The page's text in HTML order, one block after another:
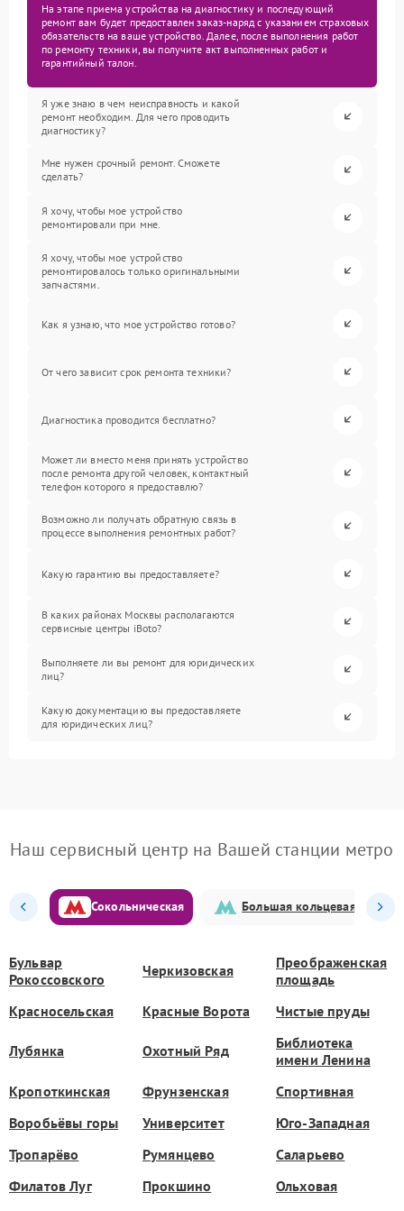
На этапе приема устройства на диагностику и последующий
ремонт вам будет предоставлен заказ-наряд с указанием страховых
обязательств на ваше устройство. Далее, после выполнения работ
по ремонту техники, вы получите акт выполненных работ и
гарантийный талон.
Я уже знаю в чем неисправность и какой
ремонт необходим. Для чего проводить
диагностику?
Мне нужен срочный ремонт. Сможете
сделать?
Я хочу, чтобы мое устройство
ремонтировали при мне.
Я хочу, чтобы мое устройство
ремонтировалось только оригинальными
запчастями.
Как я узнаю, что мое устройство готово?
От чего зависит срок ремонта техники?
Диагностика проводится бесплатно?
Может ли вместо меня принять устройство
после ремонта другой человек, контактный
телефон которого я предоставлю?
Возможно ли получать обратную связь в
процессе выполнения ремонтных работ?
Какую гарантию вы предоставляете?
В каких районах Москвы располагаются
сервисные центры iBoto?
Выполняете ли вы ремонт для юридических
лиц?
Какую документацию вы предоставляете
для юридических лиц?
Наш сервисный центр на Вашей станции метро
Сокольническая Большая кольцевая
Бульвар
Рокоссовского
Черкизовская
Преображенская
площадь
Красносельская
Красные Ворота Чистые пруды
Лубянка Охотный Ряд
Библиотека
имени Ленина
Кропоткинская
Фрунзенская
Спортивная
Воробьёвы горы
Университет
Юго-Западная
Тропарёво
Румянцево
Саларьево
Филатов Луг
Прокшино
Ольховая